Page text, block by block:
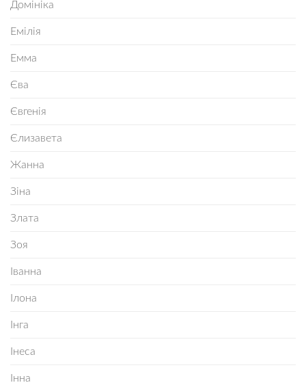
Домініка
Емілія
Емма
Єва
Євгенія
Єлизавета
Жанна
Зіна
Злата
Зоя
Іванна
Ілона
Інга
Інеса
Інна